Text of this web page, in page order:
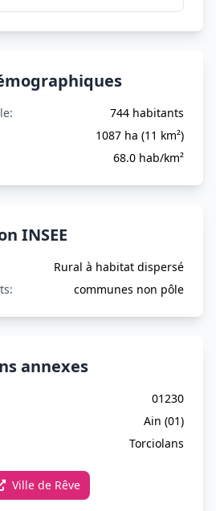
744 habitants
1087 ha (11 km²)
68.0 hab/km²
INSEE
Rural à habitat dispersé
communes non pôle
annexes
01230
Ain (01)
Torciolans
Ville de Rêve